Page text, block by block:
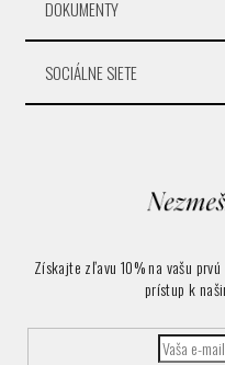
DOKUMENTY
SOCIÁLNE SIETE
Získajte zľavu 10% na vašu
prístup k